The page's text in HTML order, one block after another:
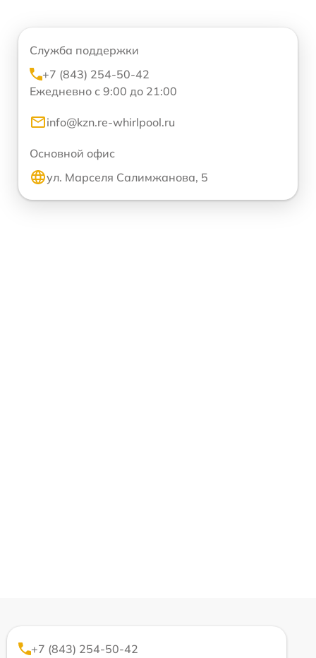
Служба поддержки
+7 (843) 254-50-42
Ежедневно с 9:00 до 21:00
info@kzn.re-whirlpool.ru
Основной офис
ул. Марселя Салимжанова, 5
+7 (843) 254-50-42